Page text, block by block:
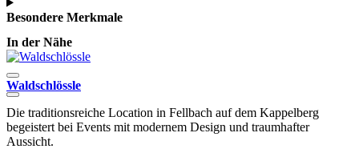
Besondere Merkmale
In der Nähe
Waldschlössle
Die traditionsreiche Location in Fellbach auf dem Kappelberg
begeistert bei Events mit modernem Design und traumhafter
Aussicht.